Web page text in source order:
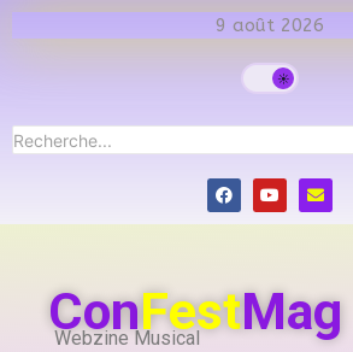
9 août 2026
ConFestMag
Webzine Musical